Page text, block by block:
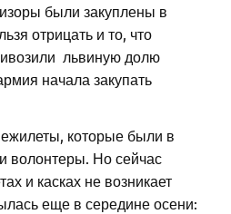
были закуплены в
отрицать и то, что
львиную долю
начала закупать
которые были в
волонтеры. Но сейчас
и касках не возникает
еще в середине осени: